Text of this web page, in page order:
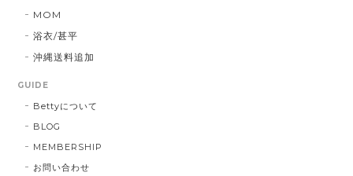
MOM
浴衣/甚平
沖縄送料追加
GUIDE
Bettyについて
BLOG
MEMBERSHIP
お問い合わせ